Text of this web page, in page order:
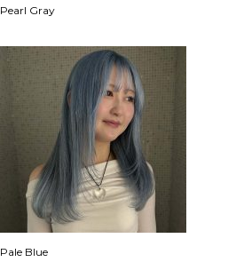
Pearl Gray
Pale Blue